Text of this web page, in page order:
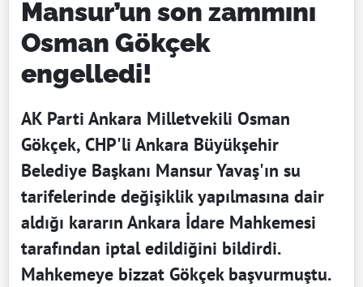
Mansur’un son zammını
Osman Gökçek
engelledi!
AK Parti Ankara Milletvekili Osman
Gökçek, CHP'li Ankara Büyükşehir
Belediye Başkanı Mansur Yavaş'ın su
tarifelerinde değişiklik yapılmasına dair
aldığı kararın Ankara İdare Mahkemesi
tarafından iptal edildiğini bildirdi.
Mahkemeye bizzat Gökçek başvurmuştu.